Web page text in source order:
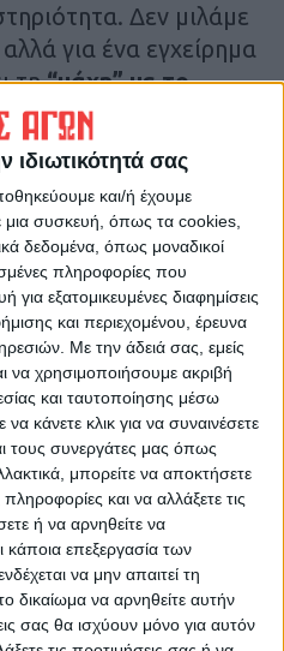
ιδιωτικότητά σας
και/ή έχουμε
συσκευή, όπως τα cookies,
δεδομένα, όπως μοναδικοί
πληροφορίες που
εξατομικευμένες διαφημίσεις
και περιεχομένου, έρευνα
Με την άδειά σας, εμείς
να χρησιμοποιήσουμε ακριβή
και ταυτοποίησης μέσω
κάνετε κλικ για να συναινέσετε
τους συνεργάτες μας όπως
μπορείτε να αποκτήσετε
και να αλλάξετε τις
ή να αρνηθείτε να
κάποια επεξεργασία των
να μην απαιτεί τη
δικαίωμα να αρνηθείτε αυτήν
σας θα ισχύουν μόνο για αυτόν
Δεν μιλάμε
για ένα εγχείρημα
τη“μάχη” με το
να το συναντήσεις
περιφέρειας, αλλά
του κέντρου, όχι μόνο
τα αθλήματα.
κατηγορία (η
των εποχών στον
της Καρδίτσας σ’
σπορ) ήταν από
όμως έχει εξήγηση.
αγώνα που
κόπωσης και
μεγαλύτερα
συνεχώς το